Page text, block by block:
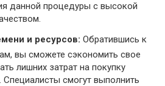
данной процедуры с высокой
и ресурсов: Обратившись к
вы сможете сэкономить свое
лишних затрат на покупку
смогут выполнить